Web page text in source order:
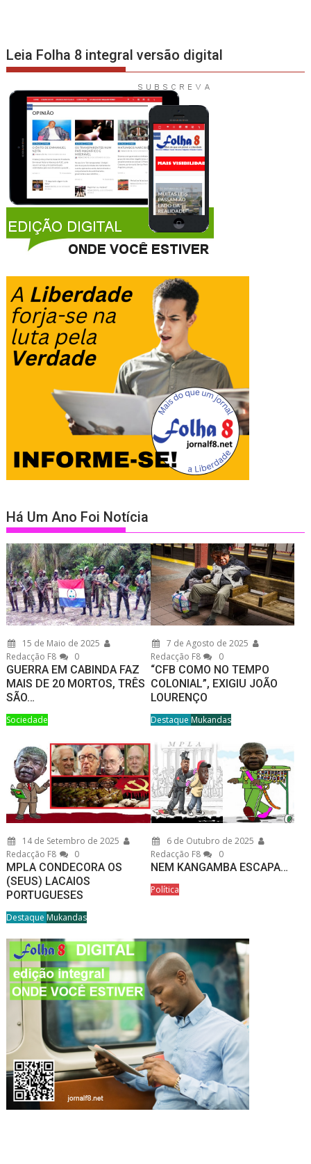
Leia Folha 8 integral versão digital
Há Um Ano Foi Notícia
15 de Maio de 2025
Redacção F8
0
GUERRA EM CABINDA FAZ
MAIS DE 20 MORTOS, TRÊS
SÃO…
Sociedade
7 de Agosto de 2025
Redacção F8
0
“CFB COMO NO TEMPO
COLONIAL”, EXIGIU JOÃO
LOURENÇO
Destaque Mukandas
14 de Setembro de 2025
Redacção F8
0
MPLA CONDECORA OS
(SEUS) LACAIOS
PORTUGUESES
Destaque Mukandas
6 de Outubro de 2025
Redacção F8
0
NEM KANGAMBA ESCAPA…
Política